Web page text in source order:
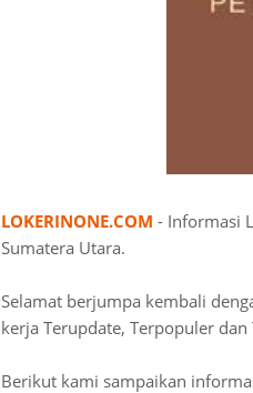
LOKERINONE.COM - Informasi
Sumatera Utara.
Selamat berjumpa kembali
kerja Terupdate, Terpopuler dan
Berikut kami sampaikan